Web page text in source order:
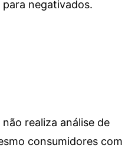
negativados.
realiza análise de
consumidores com